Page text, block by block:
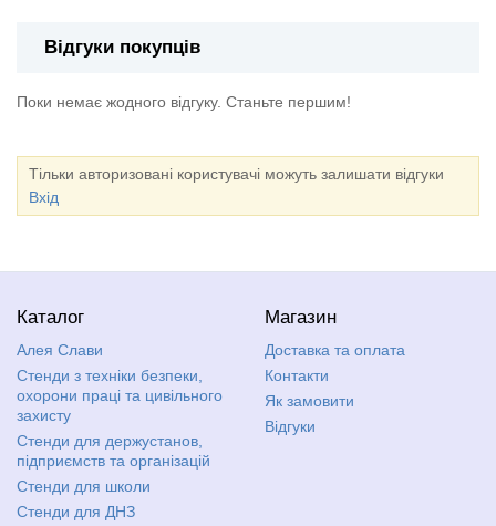
Відгуки покупців
Поки немає жодного відгуку. Станьте першим!
Тільки авторизовані користувачі можуть залишати відгуки
Вхід
Каталог
Алея Слави
Стенди з техніки безпеки,
охорони праці та цивільного
захисту
Стенди для держустанов,
підприємств та організацій
Стенди для школи
Стенди для ДНЗ
Магазин
Доставка та оплата
Контакти
Як замовити
Відгуки